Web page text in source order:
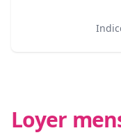
Loyer